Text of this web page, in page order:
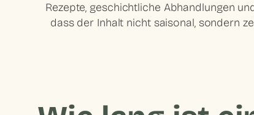
Rezepte, geschichtliche Abhandlungen
dass der Inhalt nicht saisonal, sondern